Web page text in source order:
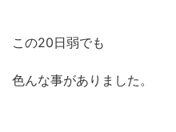
この20日弱でも
色んな事がありました。